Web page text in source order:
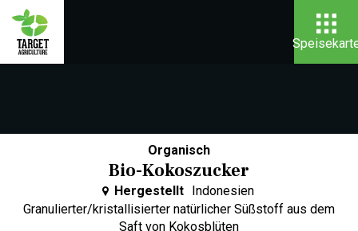
Organisch
Bio-Kokoszucker
Hergestellt
Indonesien
Granulierter/kristallisierter natürlicher Süßstoff aus dem
Saft von Kokosblüten